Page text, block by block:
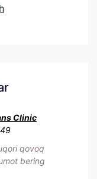
Clinic
qovoq
bering